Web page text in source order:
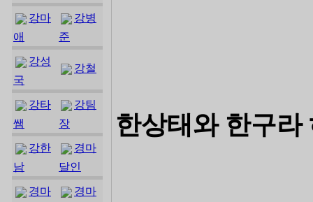
강마
애
강병
준
강성
국
강철
강타
쌤
강팀
장
강한
남
경마
달인
경마
경마
한상태와 한구